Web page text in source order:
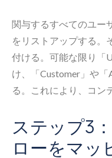
関与するすべてのユー
をリストアップする。
付ける。可能な限り「
け、「Customer」や
る。これにより、コン
ステップ3
ローをマッ